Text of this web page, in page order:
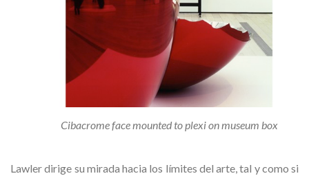
Cibacrome face mounted to plexi on museum box
Lawler dirige su mirada hacia los límites del arte, tal y como si